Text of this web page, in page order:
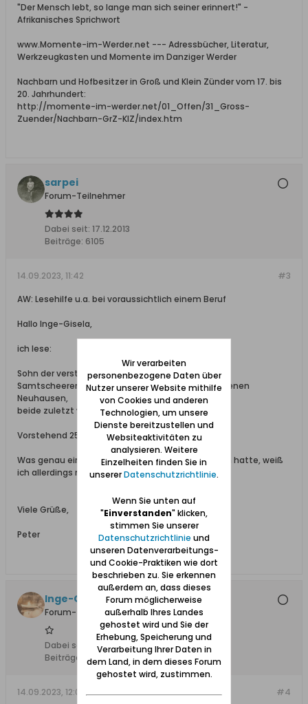
"Der Mensch lebt, so lange man sich seiner erinnert!" -
Afrikanisches Sprichwort
www.Momente-im-Werder.net --- Adressbücher, Literatur,
Werkzeugkasten und Momente im Danziger Werder
Nachbarn und Hofbesitzer in Groß und Klein Zünder vom 17. bis
20. Jahrhundert:
http://momente-im-werder.net/01_Offen/31_Gross-
Zuender/Nachbarn-GrZ-KlZ/index.htm
sarpei
Forum-Teilnehmer
Dabei seit: 17.12.2013
Beiträge: 6105
#3
14.09.2023, 11:42
AW: Lesehilfe u.a. bei voraussichtlich einem Beruf
Hallo Inge-Gisela,
ich lese:
Sohn der verstorbenen Eheleute
Samtscheerer Gustav Meyer und Elisabeth, geborenen
Neuhausen,
beide zuletzt wohnhaft in Verberg.
Vorstehend 25 Druckwörter gestrichen
Was genau ein Samtscheerer/Samtscherer zu tun hatte, weiß
ich allerdings nicht zu sagen.
Viele Grüße,
Peter
Inge-Gisela
Forum-Teilnehmer
Dabei seit:
09.11.2012
Beiträge:
1842
#4
14.09.2023, 12:02
Wir verarbeiten
personenbezogene Daten über
Nutzer unserer Website mithilfe
von Cookies und anderen
Technologien, um unsere
Dienste bereitzustellen und
Websiteaktivitäten zu
analysieren. Weitere
Einzelheiten finden Sie in
unsererDatenschutzrichtlinie.
Wenn Sie unten auf
"Einverstanden" klicken,
stimmen Sie unserer
Datenschutzrichtlinie und
unseren Datenverarbeitungs-
und Cookie-Praktiken wie dort
beschrieben zu. Sie erkennen
außerdem an, dass dieses
Forum möglicherweise
außerhalb Ihres Landes
gehostet wird und Sie der
Erhebung, Speicherung und
Verarbeitung Ihrer Daten in
dem Land, in dem dieses Forum
gehostet wird, zustimmen.